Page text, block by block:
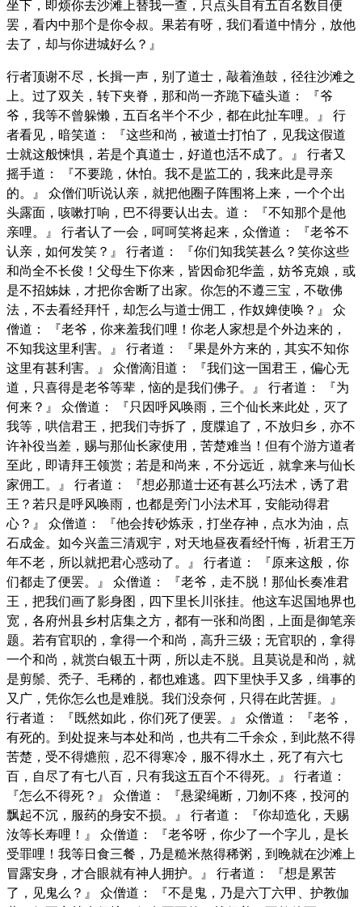
坐下，即烦你去沙滩上替我一查，只点头目有五百名数目便
罢，看内中那个是你令叔。果若有呀，我们看道中情分，放他
去了，却与你进城好么？』
行者顶谢不尽，长揖一声，别了道士，敲着渔鼓，径往沙滩之
上。过了双关，转下夹脊，那和尚一齐跪下磕头道： 『爷
爷，我等不曾躲懒，五百名半个不少，都在此扯车哩。』 行
者看见，暗笑道： 『这些和尚，被道士打怕了，见我这假道
士就这般悚惧，若是个真道士，好道也活不成了。』 行者又
摇手道： 『不要跪，休怕。我不是监工的，我来此是寻亲
的。』 众僧们听说认亲，就把他圈子阵围将上来，一个个出
头露面，咳嗽打响，巴不得要认出去。道： 『不知那个是他
亲哩。』 行者认了一会，呵呵笑将起来，众僧道： 『老爷不
认亲，如何发笑？』 行者道： 『你们知我笑甚么？笑你这些
和尚全不长俊！父母生下你来，皆因命犯华盖，妨爷克娘，或
是不招姊妹，才把你舍断了出家。你怎的不遵三宝，不敬佛
法，不去看经拜忏，却怎么与道士佣工，作奴婢使唤？』 众
僧道： 『老爷，你来羞我们哩！你老人家想是个外边来的，
不知我这里利害。』 行者道： 『果是外方来的，其实不知你
这里有甚利害。』 众僧滴泪道： 『我们这一国君王，偏心无
道，只喜得是老爷等辈，恼的是我们佛子。』 行者道： 『为
何来？』 众僧道： 『只因呼风唤雨，三个仙长来此处，灭了
我等，哄信君王，把我们寺拆了，度牒追了，不放归乡，亦不
许补役当差，赐与那仙长家使用，苦楚难当！但有个游方道者
至此，即请拜王领赏；若是和尚来，不分远近，就拿来与仙长
家佣工。』 行者道： 『想必那道士还有甚么巧法术，诱了君
王？若只是呼风唤雨，也都是旁门小法术耳，安能动得君
心？』 众僧道： 『他会抟砂炼汞，打坐存神，点水为油，点
石成金。如今兴盖三清观宇，对天地昼夜看经忏悔，祈君王万
年不老，所以就把君心惑动了。』 行者道： 『原来这般，你
们都走了便罢。』 众僧道： 『老爷，走不脱！那仙长奏准君
王，把我们画了影身图，四下里长川张挂。他这车迟国地界也
宽，各府州县乡村店集之方，都有一张和尚图，上面是御笔亲
题。若有官职的，拿得一个和尚，高升三级；无官职的，拿得
一个和尚，就赏白银五十两，所以走不脱。且莫说是和尚，就
是剪鬃、秃子、毛稀的，都也难逃。四下里快手又多，缉事的
又广，凭你怎么也是难脱。我们没奈何，只得在此苦捱。』
行者道： 『既然如此，你们死了便罢。』 众僧道： 『老爷，
有死的。到处捉来与本处和尚，也共有二千余众，到此熬不得
苦楚，受不得爊煎，忍不得寒冷，服不得水土，死了有六七
百，自尽了有七八百，只有我这五百个不得死。』 行者道：
『怎么不得死？』 众僧道： 『悬梁绳断，刀刎不疼，投河的
飘起不沉，服药的身安不损。』 行者道： 『你却造化，天赐
汝等长寿哩！』 众僧道： 『老爷呀，你少了一个字儿，是长
受罪哩！我等日食三餐，乃是糙米熬得稀粥，到晚就在沙滩上
冒露安身，才合眼就有神人拥护。』 行者道： 『想是累苦
了，见鬼么？』 众僧道： 『不是鬼，乃是六丁六甲、护教伽